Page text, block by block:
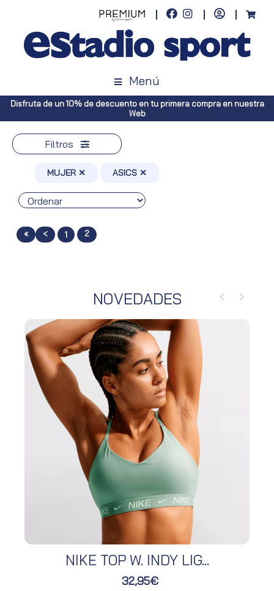
Menú
Disfruta de un 10% de descuento en tu primera compra en nuestra
Web
Filtros
MUJER ✕ ASICS ✕
« < 1 2
NOVEDADES
NIKE TOP W. INDY LIG...
32,95€